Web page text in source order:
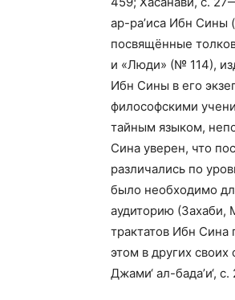
ар-ра’иса Ибн Сины
посвящённые
и «Люди» (№ 114),
Ибн Сины в его
философскими
тайным языком,
Сина уверен, что
различались по
было необходимо
аудиторию (Захаби,
трактатов Ибн Сина
этом в других
Джами‘ ал-бада’и‘,